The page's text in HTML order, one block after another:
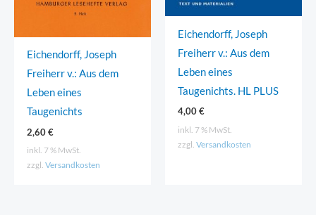
Eichendorff, Joseph
Freiherr v.: Aus dem
Leben eines
Taugenichts
2,60€
inkl. 7 % MwSt.
zzgl. Versandkosten
Eichendorff, Joseph
Freiherr v.: Aus dem
Leben eines
Taugenichts. HL PLUS
4,00€
inkl. 7 % MwSt.
zzgl. Versandkosten